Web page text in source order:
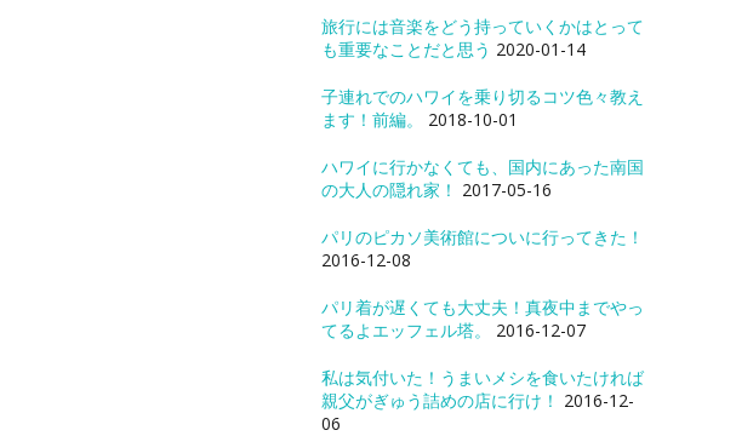
旅行には音楽をどう持っていくかはとって
も重要なことだと思う 2020-01-14
子連れでのハワイを乗り切るコツ色々教え
ます！前編。
2018-10-01
ハワイに行かなくても、国内にあった南国
の大人の隠れ家！ 2017-05-16
パリのピカソ美術館についに行ってきた！
2016-12-08
パリ着が遅くても大丈夫！真夜中までやっ
てるよエッフェル塔。
2016-12-07
私は気付いた！うまいメシを食いたければ
親父がぎゅう詰めの店に行け！ 2016-12-
06